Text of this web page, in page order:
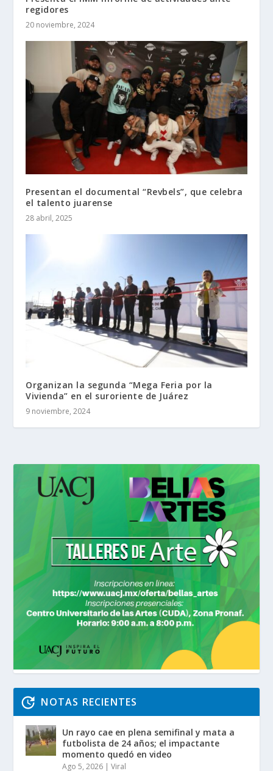
regidores
20 noviembre, 2024
Presentan el documental “Revbels”, que celebra
el talento juarense
28 abril, 2025
Organizan la segunda “Mega Feria por la
Vivienda” en el suroriente de Juárez
9 noviembre, 2024
NOTAS RECIENTES
Un rayo cae en plena semifinal y mata a
futbolista de 24 años; el impactante
momento quedó en video
Ago 5, 2026 |Viral